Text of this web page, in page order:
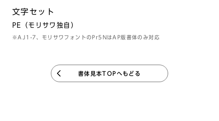
文字セット
PE（モリサワ独自）
※AJ1-7、モリサワフォントのPr5NはAP版書体のみ対応
書体見本TOPへもどる